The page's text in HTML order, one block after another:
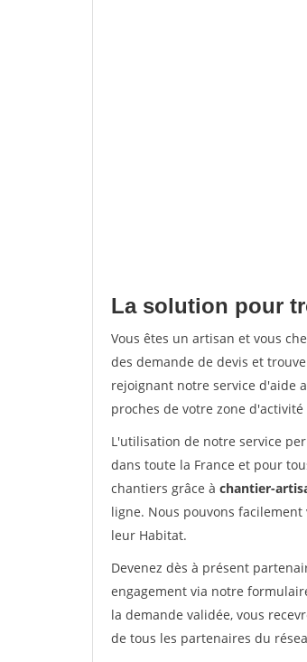
La solution pour
Vous êtes un artisan et vous
des demande de devis et
rejoignant notre service d'aide
proches de votre zone
L'utilisation de notre service
dans toute la France et pour
chantiers grâce à chantier-
ligne. Nous pouvons
leur Habitat.
Devenez dès à présent
engagement via notre
la demande validée, vous
de tous les partenaires du